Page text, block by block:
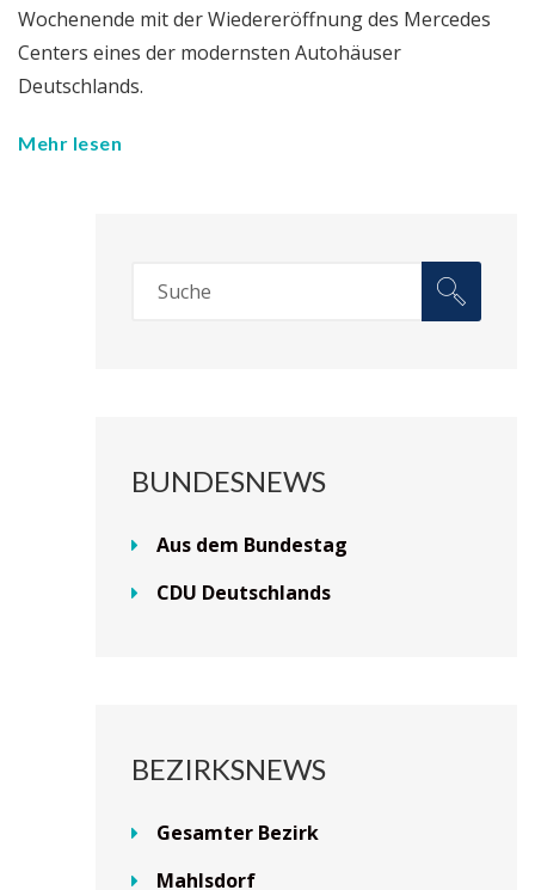
Wochenende mit der Wiedereröffnung des Mercedes
Centers eines der modernsten Autohäuser
Deutschlands.
Mehr lesen
BUNDESNEWS
Aus dem Bundestag
CDU Deutschlands
BEZIRKSNEWS
Gesamter Bezirk
Mahlsdorf